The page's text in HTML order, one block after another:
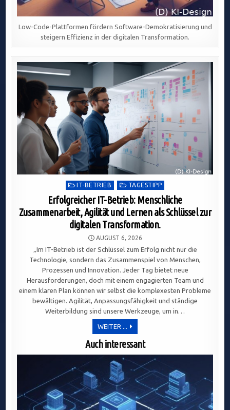
Low-Code-Plattformen fördern Software-Demokratisierung und
steigern Effizienz in der digitalen Transformation.
Posted
in
IT-BETRIEB TAGESTIPP
Erfolgreicher IT-Betrieb: Menschliche
Zusammenarbeit, Agilität und Lernen als Schlüssel zur
digitalen Transformation.
AUGUST 6, 2026
„Im IT-Betrieb ist der Schlüssel zum Erfolg nicht nur die
Technologie, sondern das Zusammenspiel von Menschen,
Prozessen und Innovation. Jeder Tag bietet neue
Herausforderungen, doch mit einem engagierten Team und
einem klaren Plan können wir selbst die komplexesten Probleme
bewältigen. Agilität, Anpassungsfähigkeit und ständige
Weiterbildung sind unsere Werkzeuge, um in…
WEITER ...
ERFOLGREICHER
BETRIEB:
MENSCHLICHE
AGILITÄT
UND
LERNEN
ALS
SCHLÜSSEL
ZUR
DIGITALEN
TRANSFORMATION.
Auch interessant